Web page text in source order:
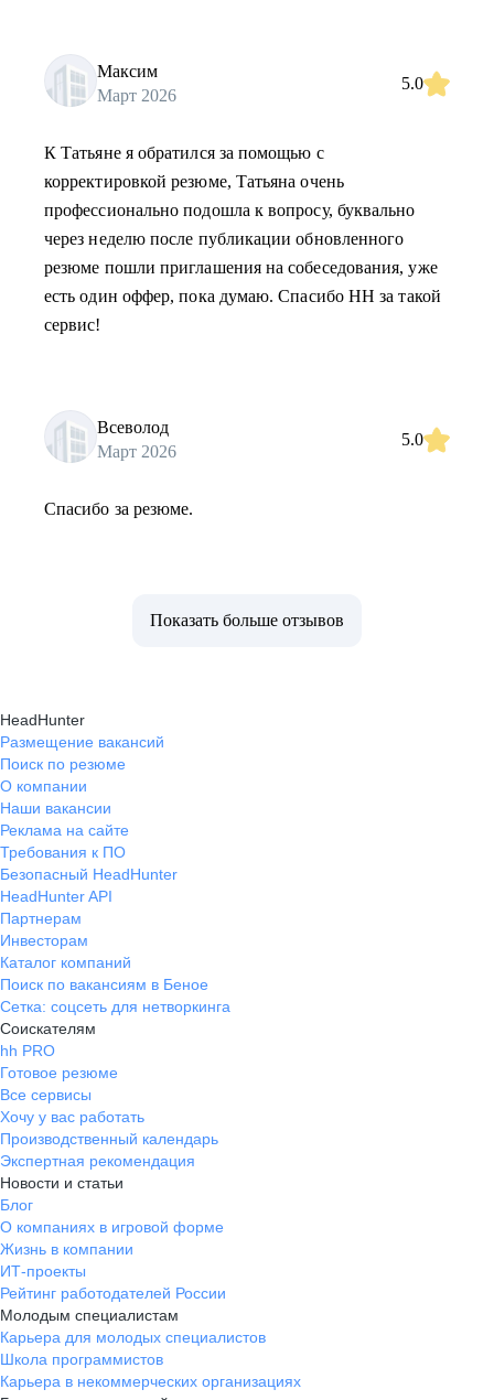
Максим
Март 2026
5.0
К Татьяне я обратился за помощью с
корректировкой резюме, Татьяна очень
профессионально подошла к вопросу, буквально
через неделю после публикации обновленного
резюме пошли приглашения на собеседования, уже
есть один оффер, пока думаю. Спасибо HH за такой
сервис!
Всеволод
Март 2026
5.0
Спасибо за резюме.
Показать больше отзывов
HeadHunter
Размещение вакансий
Поиск по резюме
О компании
Наши вакансии
Реклама на сайте
Требования к ПО
Безопасный HeadHunter
HeadHunter API
Партнерам
Инвесторам
Каталог компаний
Поиск по вакансиям в Беное
Сетка: соцсеть для нетворкинга
Соискателям
hh PRO
Готовое резюме
Все сервисы
Хочу у вас работать
Производственный календарь
Экспертная рекомендация
Новости и статьи
Блог
О компаниях в игровой форме
Жизнь в компании
ИТ-проекты
Рейтинг работодателей России
Молодым специалистам
Карьера для молодых специалистов
Школа программистов
Карьера в некоммерческих организациях